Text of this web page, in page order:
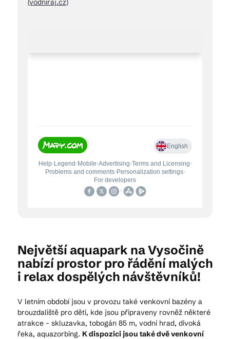
(vodniraj.cz)
Největší aquapark na Vysočině
nabízí prostor pro řádění malých
i relax dospělých návštěvníků!
V letním období jsou v provozu také venkovní bazény a
brouzdaliště pro děti, kde jsou připraveny rovněž některé
atrakce - skluzavka, tobogán 85 m, vodní hrad, divoká
řeka, aquazorbing. K dispozici jsou také dvě venkovní